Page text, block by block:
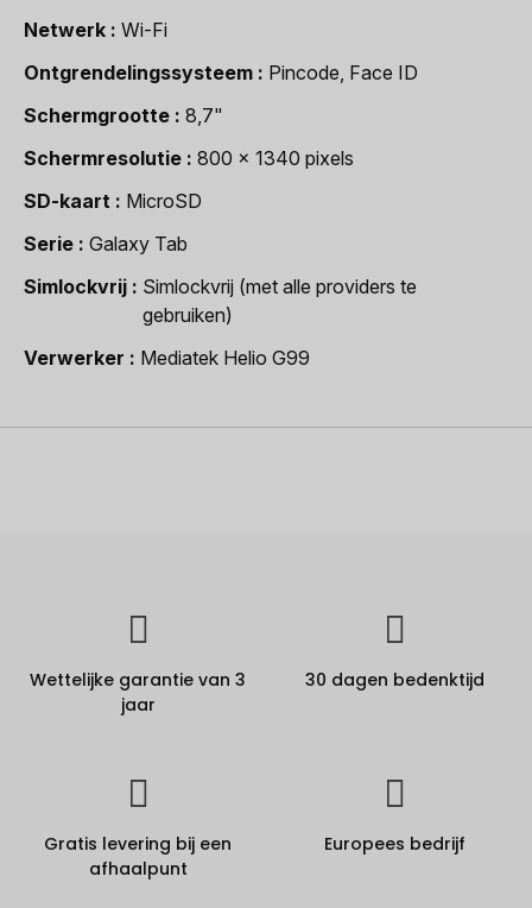
Netwerk
Wi-Fi
Ontgrendelingssysteem
Pincode, Face ID
Schermgrootte
8,7"
Schermresolutie
800 x 1340 pixels
SD-kaart
MicroSD
Serie
Galaxy Tab
Simlockvrij
Simlockvrij (met alle providers te
gebruiken)
Verwerker
Mediatek Helio G99
Wettelijke garantie van 3
jaar
30 dagen bedenktijd
Gratis levering bij een
afhaalpunt
Europees bedrijf